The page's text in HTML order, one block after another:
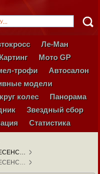
Ле-Ман
Картинг
Мото GP
трофи
Автосалон
модели
колес
Панорама
Звездный сбор
Статистика